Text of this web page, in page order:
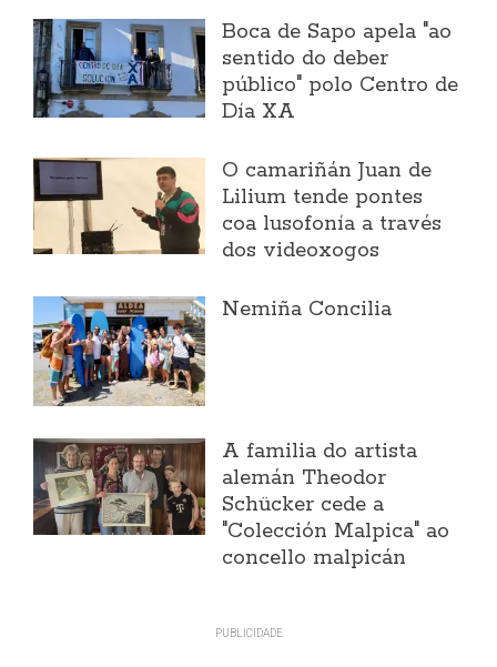
Boca de Sapo apela "ao
sentido do deber
público" polo Centro de
Día XA
O camariñán Juan de
Lilium tende pontes
coa lusofonía a través
dos videoxogos
Nemiña Concilia
A familia do artista
alemán Theodor
Schücker cede a
"Colección Malpica" ao
concello malpicán